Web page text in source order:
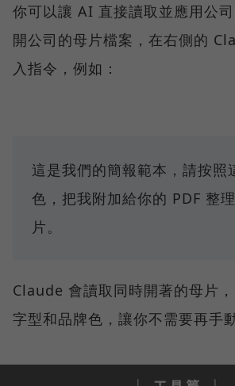
你可以讓 AI 直接讀取並應用公
開公司的母片檔案，在右側的
入指令，例如：
這是我們的簡報範本，請按照
色，把我附加給你的 PDF 整
片。
Claude 會讀取同時開著的母片
字型和品牌色，讓你不需要再手